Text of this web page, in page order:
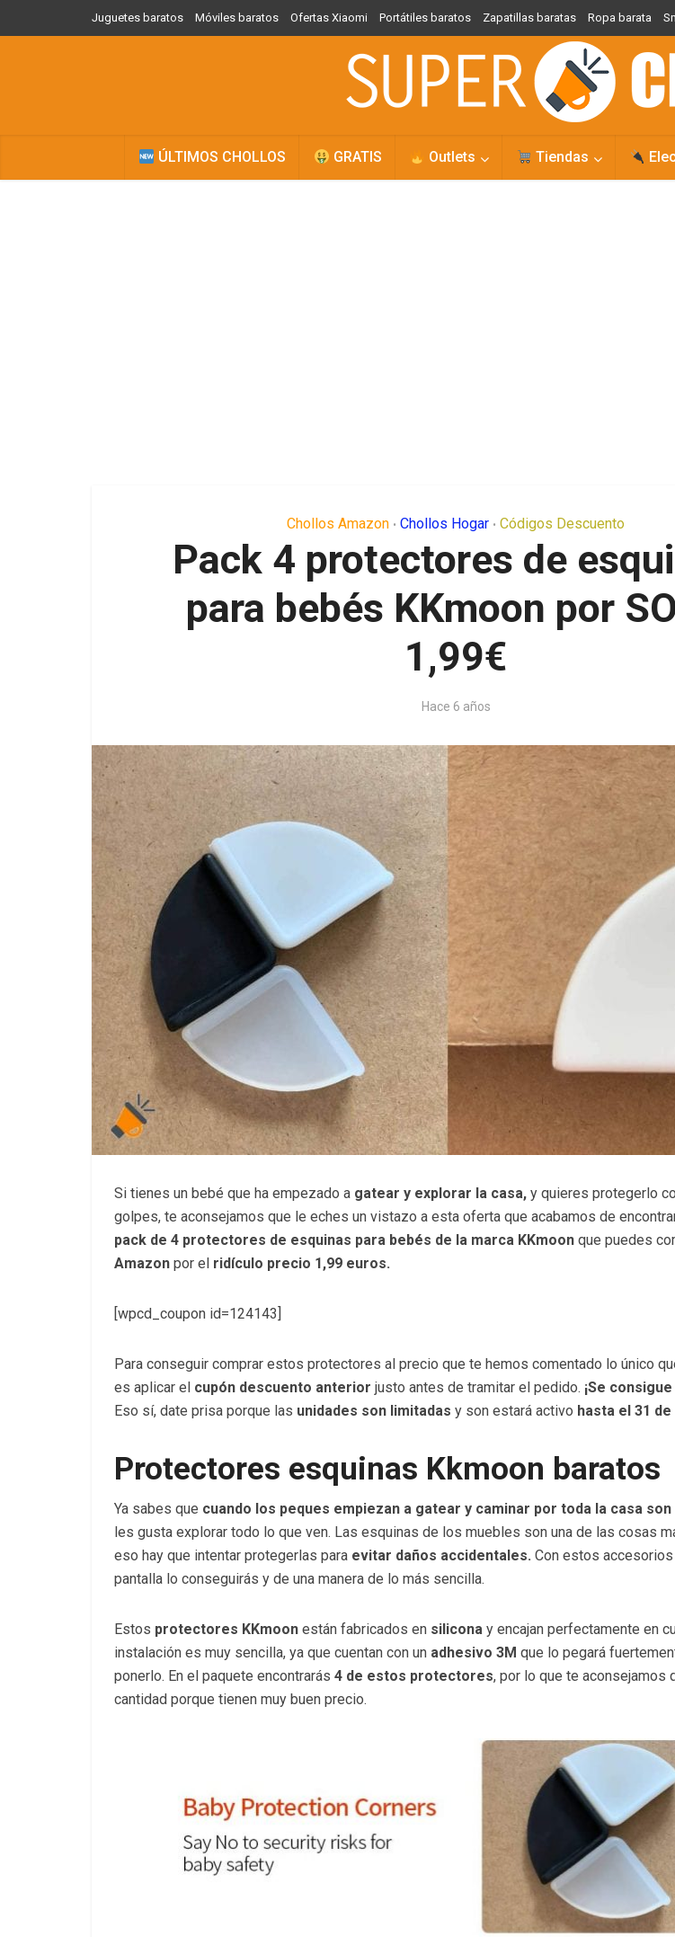
Juguetes baratos Móviles baratos Ofertas Xiaomi Portátiles baratos Zapatillas baratas Ropa barata
ÚLTIMOS CHOLLOS GRATIS Outlets Tiendas
Chollos Amazon • Chollos Hogar • Códigos Descuento
Pack 4 protectores de
para bebés KKmoon por
1,99€
Hace 6 años
Si tienes un bebé que ha empezado a gatear y explorar la casa, y quieres protegerlo
golpes, te aconsejamos que le eches un vistazo a esta oferta que acabamos de
pack de 4 protectores de esquinas para bebés de la marca KKmoon que puedes
Amazon por el ridículo precio 1,99 euros.
[wpcd_coupon id=124143]
Para conseguir comprar estos protectores al precio que te hemos comentado lo único
es aplicar el cupón descuento anterior justo antes de tramitar el pedido. ¡Se
Eso sí, date prisa porque las unidades son limitadas y son estará activo hasta el 31
Protectores esquinas Kkmoon baratos
Ya sabes que cuando los peques empiezan a gatear y caminar por toda la casa
les gusta explorar todo lo que ven. Las esquinas de los muebles son una de las cosas
eso hay que intentar protegerlas para evitar daños accidentales. Con estos
pantalla lo conseguirás y de una manera de lo más sencilla.
Estos protectores KKmoon están fabricados en silicona y encajan perfectamente en
instalación es muy sencilla, ya que cuentan con un adhesivo 3M que lo pegará
ponerlo. En el paquete encontrarás 4 de estos protectores, por lo que te aconsejamos
cantidad porque tienen muy buen precio.